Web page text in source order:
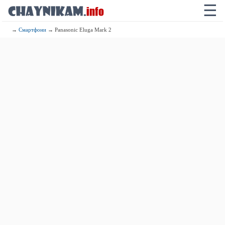
☰
→Смартфони → Panasonic Eluga Mark 2